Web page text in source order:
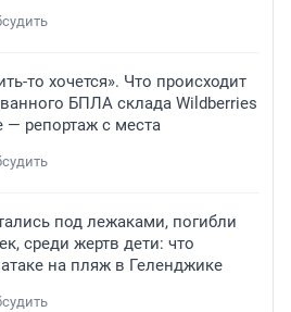
то хочется». Что происходит
БПЛА склада Wildberries
— репортаж с места
под лежаками, погибли
среди жертв дети: что
на пляж в Геленджике